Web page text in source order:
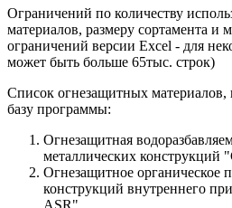
Ограничений по количеству
материалов, размеру сортамента и
ограничений версии Excel - для
может быть больше 65тыс. строк)
Список огнезащитных материалов,
базу программы:
Огнезащитная
металлических конструкций
Огнезащитное органическое
конструкций внутреннего
ASR"